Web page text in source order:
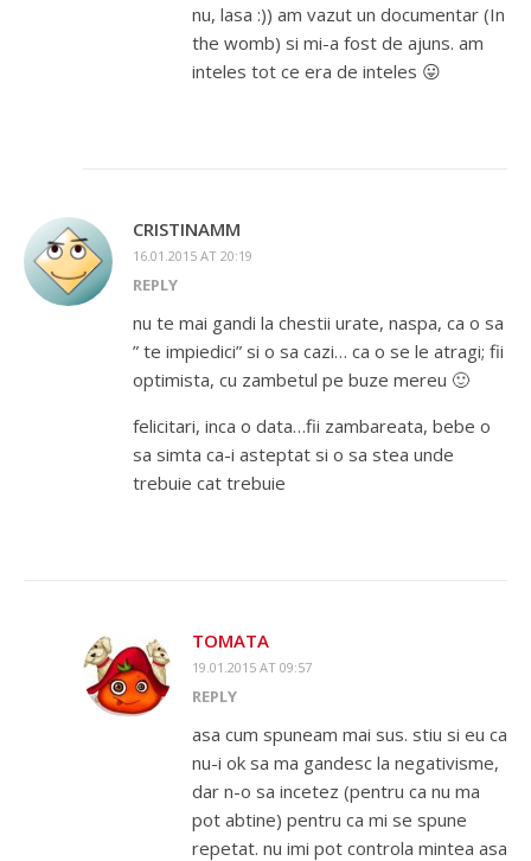
nu, lasa :)) am vazut un documentar (In
the womb) si mi-a fost de ajuns. am
inteles tot ce era de inteles 😛
CRISTINAMM
16.01.2015 AT 20:19
REPLY
nu te mai gandi la chestii urate, naspa, ca o sa
” te impiedici” si o sa cazi… ca o se le atragi; fii
optimista, cu zambetul pe buze mereu 🙂
felicitari, inca o data…fii zambareata, bebe o
sa simta ca-i asteptat si o sa stea unde
trebuie cat trebuie
TOMATA
19.01.2015 AT 09:57
REPLY
asa cum spuneam mai sus. stiu si eu ca
nu-i ok sa ma gandesc la negativisme,
dar n-o sa incetez (pentru ca nu ma
pot abtine) pentru ca mi se spune
repetat. nu imi pot controla mintea asa